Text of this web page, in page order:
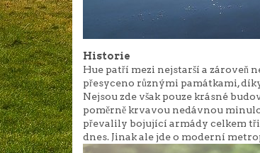
Historie
Hue patří mezi nejstarší a zároveň
přesyceno různými památkami,
Nejsou zde však pouze krásné
poměrně krvavou nedávnou
převalily bojující armády celkem
dnes. Jinak ale jde o moderní